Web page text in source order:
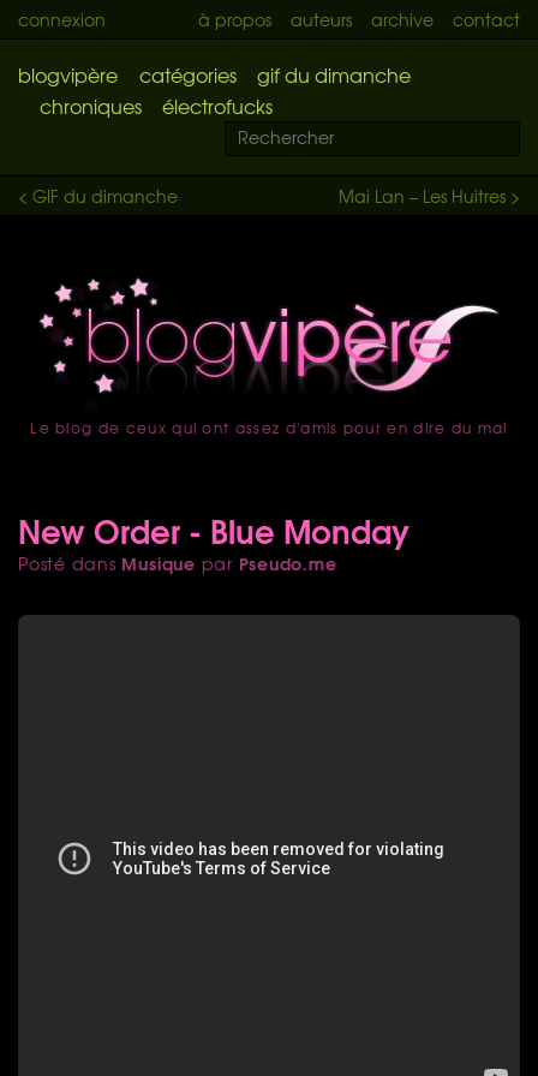
connexion à propos auteurs archive contact
blogvipère catégories
gif du dimanche
chroniques
électrofucks
Mai Lan – Les Huitres >
< GIF du dimanche
accueil
Le blog de ceux qui ont assez d'amis pour en dire du mal
New Order - Blue Monday
Posté dans Musique par Pseudo.me